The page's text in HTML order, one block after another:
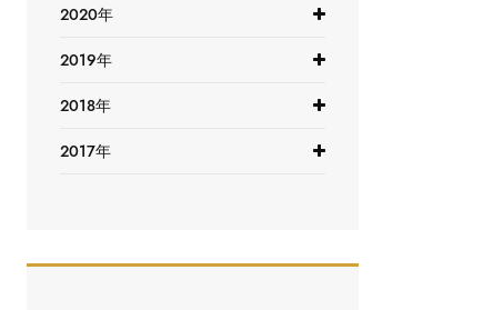
2020年
2019年
2018年
2017年